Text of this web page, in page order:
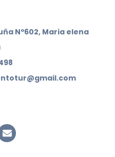
Nº602, Maria elena